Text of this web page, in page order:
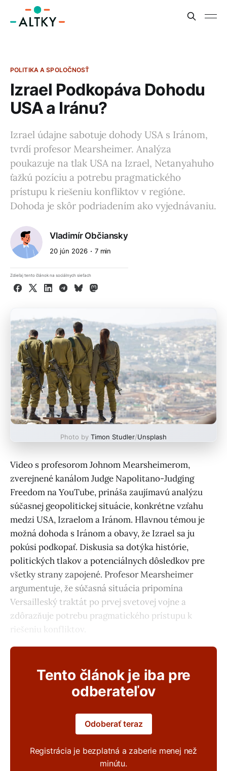
POLITIKA A SPOLOČNOSŤ
Izrael Podkopáva Dohodu
USA a Iránu?
Izrael údajne sabotuje dohody USA s Iránom,
tvrdí profesor Mearsheimer. Analýza
poukazuje na tlak USA na Izrael, Netanyahuho
ťažkú pozíciu a potrebu pragmatického
prístupu k riešeniu konfliktov v regióne.
Dohoda je skôr podriadením ako vyjednávaniu.
Vladimír Občiansky
20 jún 2026 7 min
Zdieľaj tento článok na sociálnych sieťach
Facebook
X LinkedInTelegram
BlueskyMastodon
Photo by Timon Studler/Unsplash
Video s profesorom Johnom Mearsheimerom,
zverejnené kanálom Judge Napolitano-Judging
Freedom na YouTube, prináša zaujímavú analýzu
súčasnej geopolitickej situácie, konkrétne vzťahu
medzi USA, Izraelom a Iránom. Hlavnou témou je
možná dohoda s Iránom a obavy, že Izrael sa ju
pokúsi podkopať. Diskusia sa dotýka histórie,
politických tlakov a potenciálnych dôsledkov pre
všetky strany zapojené. Profesor Mearsheimer
argumentuje, že súčasná situácia pripomína
Versailleský traktát po prvej svetovej vojne a
zdôrazňuje potrebu pragmatického prístupu k
riešeniu konfliktov.
Tento článok je iba pre
odberateľov
Odoberať teraz
Registrácia je bezplatná a zaberie menej než
minútu.